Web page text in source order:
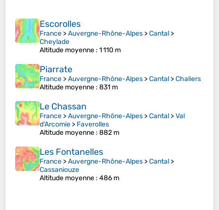
Escorolles
France >Auvergne-Rhône-Alpes >Cantal >
Cheylade
Altitude moyenne : 1 110 m
Piarrate
France >Auvergne-Rhône-Alpes >Cantal >Chaliers
Altitude moyenne : 831 m
Le Chassan
France >Auvergne-Rhône-Alpes >Cantal >Val
d'Arcomie > Faverolles
Altitude moyenne : 882 m
Les Fontanelles
France >Auvergne-Rhône-Alpes >Cantal >
Cassaniouze
Altitude moyenne : 486 m